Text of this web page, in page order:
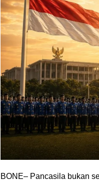
BONE– Pancasila bukan